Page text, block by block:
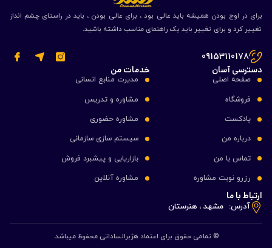
برای در اوج بودن همیشه باید عالی بود ، برای عالی بودن ، باید در راستای چشم انداز
تغییر کرد و برای تغییر باید یک راهنمای مناسب داشته باشید.
09153110178
دسترسی آسان
صفحه اصلی
فروشگاه
پادکست
درباره من
تماس با من
رزرو نوبت مشاوره
خدمات من
مدیرت منابع انسانی
مشاوره و تدریس
مشاوره حضوری
سیستم سازی سازمانی
بازاریابی و پیشبرد فروش
مشاوره آنلاین
ارتباط با ما
آدرس: مشهد ، هنرستان
© تمامی حقوق برای اعتماد هژبرالساداتی محفوظ میباشد.